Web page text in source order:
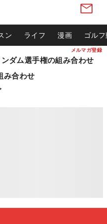
メルマガ登録
ン ライフ 漫画 ゴル
ダム選手権の組み合わせ
合わせ